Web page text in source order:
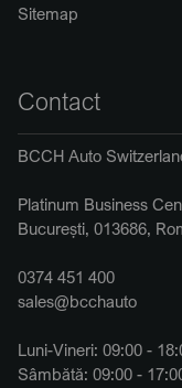
Sitemap
Contact
BCCH Auto
Platinum Business
București, 013686,
0374 451 400
sales@bcchauto
Luni-Vineri: 09:00 -
Sâmbătă: 09:00 -